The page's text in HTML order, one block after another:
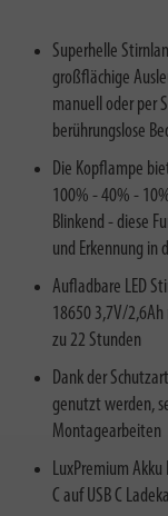
Superhelle
großflächige
manuell oder per
berührungslose
Die Kopflampe
100% - 40% -
Blinkend - diese
und Erkennung in
Aufladbare LED
18650 3,7V/
zu 22 Stunden
Dank der
genutzt werden,
Montagearbeiten
LuxPremium Akku
C auf USB C